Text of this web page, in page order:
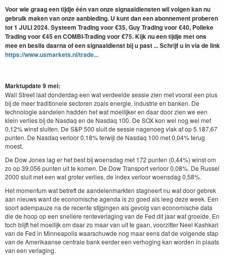
Voor wie graag een tijdje één van onze signaaldiensten wil volgen kan nu
gebruik maken van onze aanbieding. U kunt dan een abonnement proberen
tot 1 JULI 2024. Systeem Trading voor €35, Guy Trading voor €40, Polleke
Trading voor €45 en COMBI-Trading voor €75. Kijk nu een tijdje met ons
mee en beslis daarna of een signaaldienst bij u past ... Schrijf u in via de link
https://www.usmarkets.nl/trade...
Marktupdate 9 mei:
Wall Street laat donderdag een wat verdeelde sessie zien met vooral een plus
bij de meer traditionele sectoren zoals energie, industrie en banken. De
technologie aandelen hadden het wat moeilijker en daar door zien we een
klein verlies bij de Nasdaq en de Nasdaq 100. De SOX kon wel nog wel met
0,12% winst sluiten. De S&P 500 sluit de sessie nagenoeg vlak af op 5.187,67
punten. De Nasdaq verloor 0,18% terwijl de Nasdaq 100 met 0,04% terug
moest.
De Dow Jones lag er het best bij woensdag met 172 punten (0,44%) winst om
zo op 39.056 punten uit te komen. De Dow Transport verloor 0,08%. De Russel
2000 sluit met een wat groter verlies, de index verloor woensdag 0,58%.
Het momentum wat betreft de aandelenmarkten stagneert nu wat door gebrek
aan nieuws want de economische agenda is zo goed als leeg deze week. Een
soort adempauze na de recente stijgingen als gevolg van economische data
die de hoop op een snellere renteverlaging van de Fed dit jaar wat groeide. En
toch blijft het moeilijk om daar zo maar van uit te gaan, voorzitter Neel Kashkari
van de Fed in Minneapolis waarschuwde nog maar eens dat de volgende stap
van de Amerikaanse centrale bank eerder een verhoging kan worden in plaats
van een verlaging.